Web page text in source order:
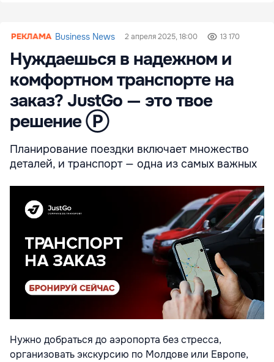
Business News 2 апреля 2025, 18:00 13 170
Нуждаешься в надежном и
комфортном транспорте на
заказ? JustGo — это твое
решение Ⓟ
Планирование поездки включает множество
деталей, и транспорт — одна из самых важных
Нужно добраться до аэропорта без стресса,
организовать экскурсию по Молдове или Европе,